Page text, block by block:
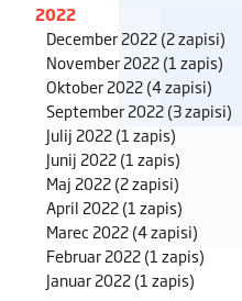
2022
December 2022(2 zapisi)
November 2022(1 zapis)
Oktober 2022(4 zapisi)
September 2022(3 zapisi)
Julij 2022(1 zapis)
Junij 2022(1 zapis)
Maj 2022(2 zapisi)
April 2022(1 zapis)
Marec 2022(4 zapisi)
Februar 2022(1 zapis)
Januar 2022(1 zapis)